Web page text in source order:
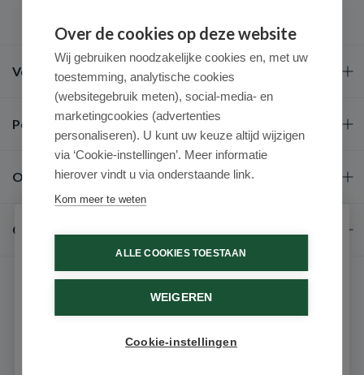
Veel gestelde vragen
Populaire merken
Over ons
Contact
9.6 / 10 (531 beoordelingen)
Over de cookies op deze website
Wij gebruiken noodzakelijke cookies en, met uw
toestemming, analytische cookies
(websitegebruik meten), social-media- en
marketingcookies (advertenties
personaliseren). U kunt uw keuze altijd wijzigen
via ‘Cookie-instellingen’. Meer informatie
hierover vindt u via onderstaande link.
Kom meer te weten
ALLE COOKIES TOESTAAN
WEIGEREN
Cookie-instellingen
Schrijf je in voor onze nieuwsbrief
Ontvang als eerste de beste aanbiedingen en persoonlijk
advies